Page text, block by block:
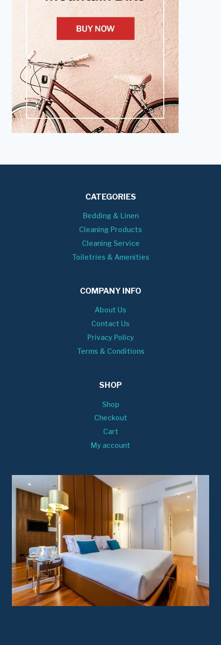
CATEGORIES
Bedding & Linen
Cleaning Products
Cleaning Service
Toiletries & Amenities
COMPANY INFO
About Us
Contact Us
Privacy Policy
Terms & Conditions
SHOP
Shop
Checkout
Cart
My account